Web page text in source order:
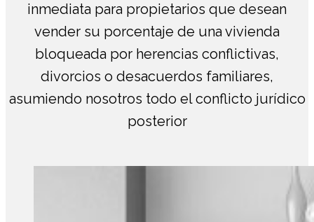
inmediata para propietarios que desean
vender su porcentaje de una vivienda
bloqueada por herencias conflictivas,
divorcios o desacuerdos familiares,
asumiendo nosotros todo el conflicto jurídico
posterior